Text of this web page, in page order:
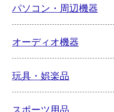
パソコン・周辺機器
オーディオ機器
玩具・娯楽品
スポーツ用品